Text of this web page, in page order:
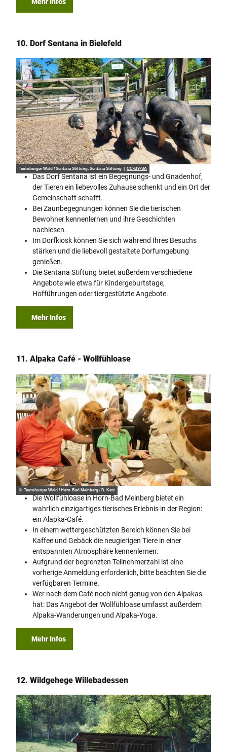
Mehr Infos
10. Dorf Sentana in Bielefeld
Teutoburger Wald / Sentana Stiftung, Sentana Stiftung | CC-BY-SA
Das Dorf Sentana ist ein Begegnungs- und Gnadenhof,
der Tieren ein liebevolles Zuhause schenkt und ein Ort der
Gemeinschaft schafft.
Bei Zaunbegegnungen können Sie die tierischen
Bewohner kennenlernen und ihre Geschichten
nachlesen.
Im Dorfkiosk können Sie sich während Ihres Besuchs
stärken und die liebevoll gestaltete Dorfumgebung
genießen.
Die Sentana Stiftung bietet außerdem verschiedene
Angebote wie etwa für Kindergeburtstage,
Hofführungen oder tiergestützte Angebote.
Mehr Infos
11. Alpaka Café - Wollfühloase
© Teutoburger Wald / Horn-Bad Meinberg / D. Ketz
Die Wollfühloase in Horn-Bad Meinberg bietet ein
wahrlich einzigartiges tierisches Erlebnis in der Region:
ein Alapka-Café.
In einem wettergeschützten Bereich können Sie bei
Kaffee und Gebäck die neugierigen Tiere in einer
entspannten Atmosphäre kennenlernen.
Aufgrund der begrenzten Teilnehmerzahl ist eine
vorherige Anmeldung erforderlich, bitte beachten Sie die
verfügbaren Termine.
Wer nach dem Café noch nicht genug von den Alpakas
hat: Das Angebot der Wollfühloase umfasst außerdem
Alpaka-Wanderungen und Alpaka-Yoga.
Mehr Infos
12. Wildgehege Willebadessen